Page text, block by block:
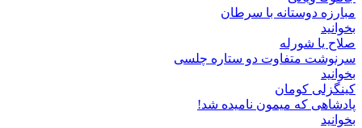
مبارزه دوستانه با سرطان
بخوانید
صلاح یا شورله
سرنوشت متفاوت دو ستاره چلسی
بخوانید
کینگزلی کومان
پادشاهی که میمون نامیده شد!
بخوانید